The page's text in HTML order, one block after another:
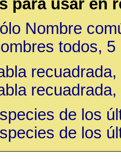
para usar en
Nombre
todos,
de los
de los